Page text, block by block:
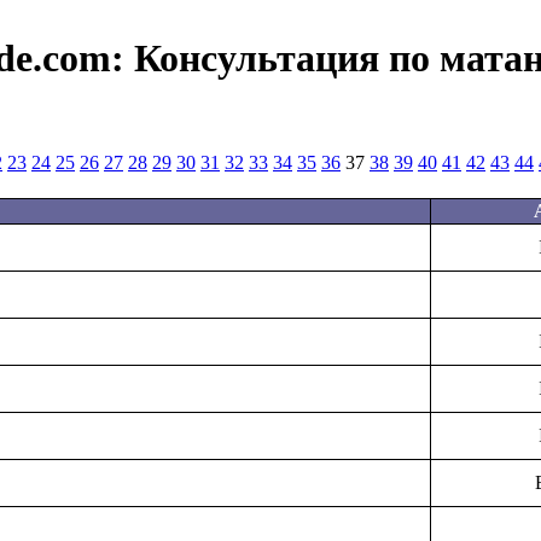
Консультация по
23 24 25 26 27 28 29 30 31 32 33 34 35 36 37 38 39 40 41 42 43 44